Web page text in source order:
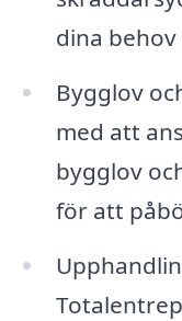
dina
Bygglov
med att
bygglov
för att